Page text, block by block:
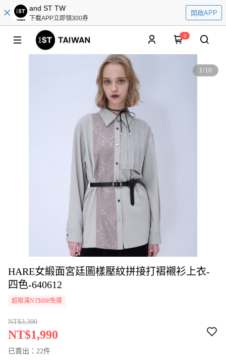
and ST TW
下載APP立即領300券
開啟APP
0
1/10
HARE女緞面宮廷圖樣壓紋拼接打褶襯衫上衣-
四色-640612
超取滿NT$888免運
NT$3,390
NT$1,990
已賣出：22件